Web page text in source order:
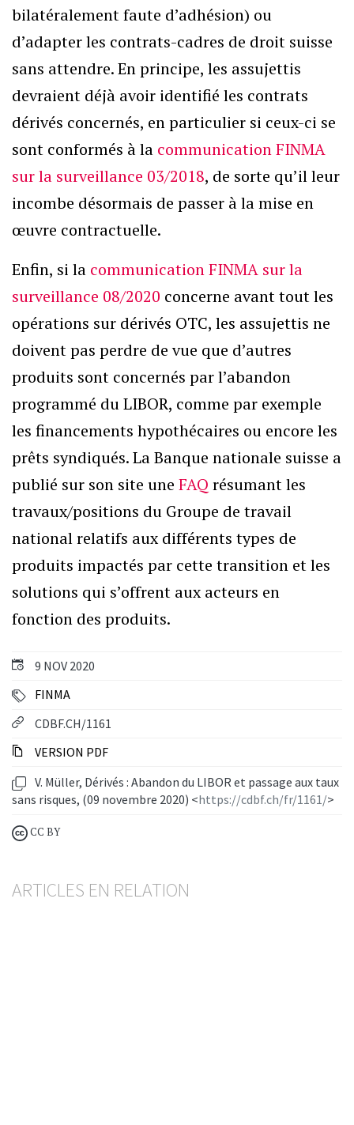
9 NOV 2020
FINMA
CDBF.CH/1161
VERSION PDF
V. Müller, Dérivés : Abandon du LIBOR et passage aux taux
sans risques, (09 novembre 2020) <https://cdbf.ch/fr/1161/>
CC BY
ARTICLES EN RELATION
bilatéralement faute d’adhésion) ou
d’adapter les contrats-cadres de droit suisse
sans attendre. En principe, les assujettis
devraient déjà avoir identifié les contrats
dérivés concernés, en particulier si ceux-ci se
sont conformés à la communication FINMA
sur la surveillance 03/2018, de sorte qu’il leur
incombe désormais de passer à la mise en
œuvre contractuelle.
Enfin, si la communication FINMA sur la
surveillance 08/2020 concerne avant tout les
opérations sur dérivés OTC, les assujettis ne
doivent pas perdre de vue que d’autres
produits sont concernés par l’abandon
programmé du LIBOR, comme par exemple
les financements hypothécaires ou encore les
prêts syndiqués. La Banque nationale suisse a
publié sur son site une FAQ résumant les
travaux/positions du Groupe de travail
national relatifs aux différents types de
produits impactés par cette transition et les
solutions qui s’offrent aux acteurs en
fonction des produits.